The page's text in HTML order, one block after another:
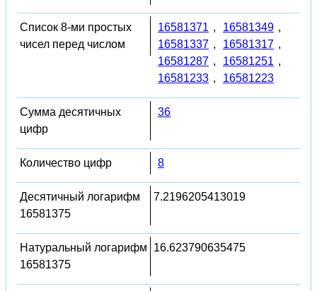
Список 8-ми простых
чисел перед числом
16581371 , 16581349 ,
16581337 , 16581317 ,
16581287 , 16581251 ,
16581233 , 16581223
Сумма десятичных
цифр
36
Количество цифр 8
Десятичный логарифм
16581375
7.2196205413019
Натуральный логарифм
16581375
16.623790635475